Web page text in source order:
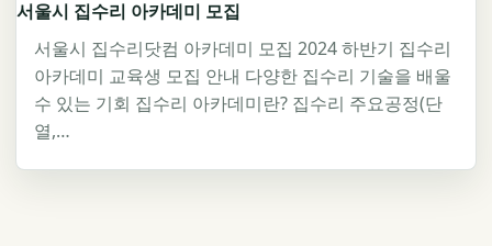
서울시 집수리 아카데미 모집
서울시 집수리닷컴 아카데미 모집 2024 하반기 집수리
아카데미 교육생 모집 안내 다양한 집수리 기술을 배울
수 있는 기회 집수리 아카데미란? 집수리 주요공정(단
열,…